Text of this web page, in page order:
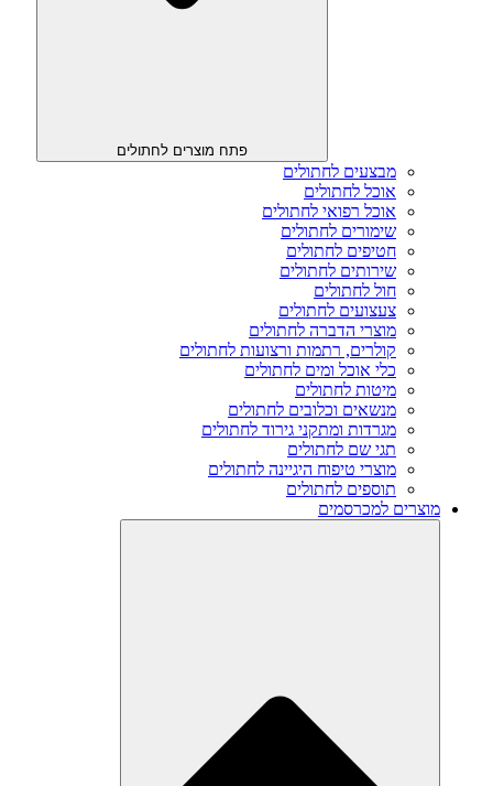
פתח מוצרים לחתולים
מבצעים לחתולים
אוכל לחתולים
אוכל רפואי לחתולים
שימורים לחתולים
חטיפים לחתולים
שירותים לחתולים
חול לחתולים
צעצועים לחתולים
מוצרי הדברה לחתולים
קולרים, רתמות ורצועות לחתולים
כלי אוכל ומים לחתולים
מיטות לחתולים
מנשאים וכלובים לחתולים
מגרדות ומתקני גירוד לחתולים
תגי שם לחתולים
מוצרי טיפוח היגיינה לחתולים
תוספים לחתולים
מוצרים למכרסמים